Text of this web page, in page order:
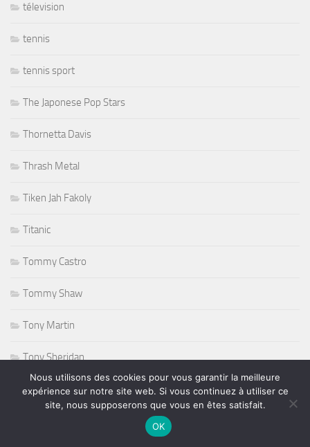
télevision
tennis
tennis sport
The Japonese Pop Stars
Thornetta Davis
Thrash Metal
Tiken Jah Fakoly
Titanic
Tommy Castro
Tommy Shaw
Tony Martin
Tony Sheridan
Tourisme
Nous utilisons des cookies pour vous garantir la meilleure
expérience sur notre site web. Si vous continuez à utiliser ce
site, nous supposerons que vous en êtes satisfait.
OK